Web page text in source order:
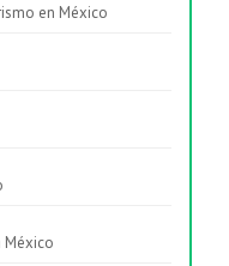
en México
México